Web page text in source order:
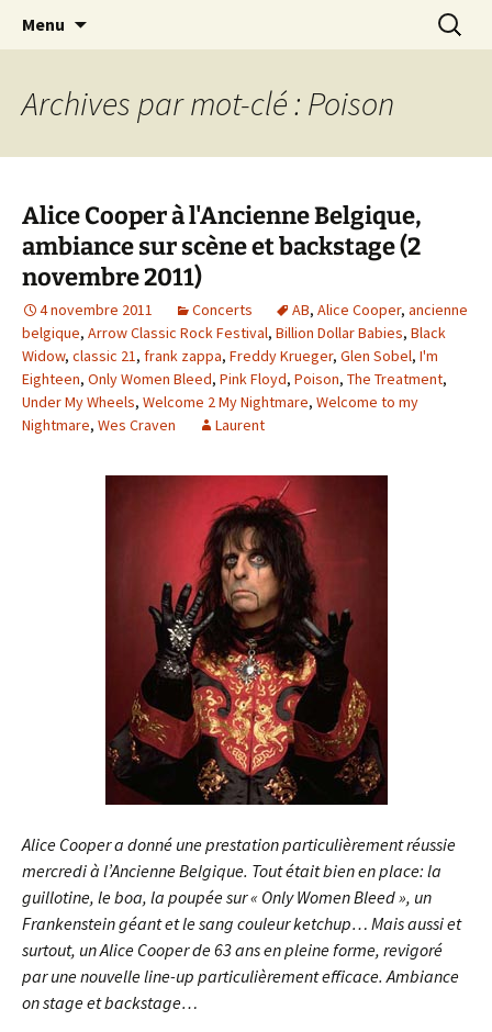
Laurent Rieppi
Journaliste musical · Historien du rock ·
Conférencier
Menu
Archives par mot-clé : Poison
Alice Cooper à l'Ancienne Belgique,
ambiance sur scène et backstage (2
novembre 2011)
4 novembre 2011 Concerts AB, Alice Cooper, ancienne
belgique, Arrow Classic Rock Festival, Billion Dollar Babies, Black
Widow, classic 21, frank zappa, Freddy Krueger, Glen Sobel, I'm
Eighteen, Only Women Bleed, Pink Floyd, Poison, The Treatment,
Under My Wheels, Welcome 2 My Nightmare, Welcome to my
Nightmare, Wes Craven Laurent
Alice Cooper a donné une prestation particulièrement réussie
mercredi à l’Ancienne Belgique. Tout était bien en place: la
guillotine, le boa, la poupée sur « Only Women Bleed », un
Frankenstein géant et le sang couleur ketchup… Mais aussi et
surtout, un Alice Cooper de 63 ans en pleine forme, revigoré
par une nouvelle line-up particulièrement efficace. Ambiance
on stage et backstage…